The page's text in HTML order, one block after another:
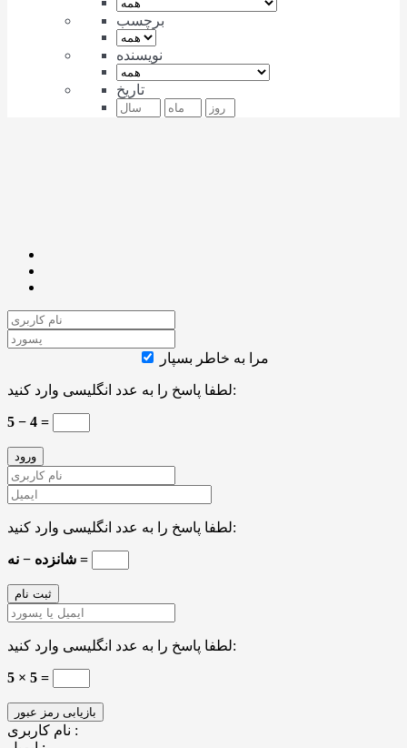
برچسب
نویسنده
تاریخ
مرا به خاطر بسپار
لطفا پاسخ را به عدد انگلیسی وارد کنید:
5 − 4 =
لطفا پاسخ را به عدد انگلیسی وارد کنید:
شانزده − نه =
لطفا پاسخ را به عدد انگلیسی وارد کنید:
5 × 5 =
نام کاربری :